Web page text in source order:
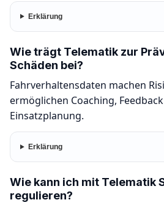
Erklärung
Wie trägt Telematik zur
Schäden bei?
Fahrverhaltensdaten machen
ermöglichen Coaching,
Einsatzplanung.
Erklärung
Wie kann ich mit Telematik
regulieren?